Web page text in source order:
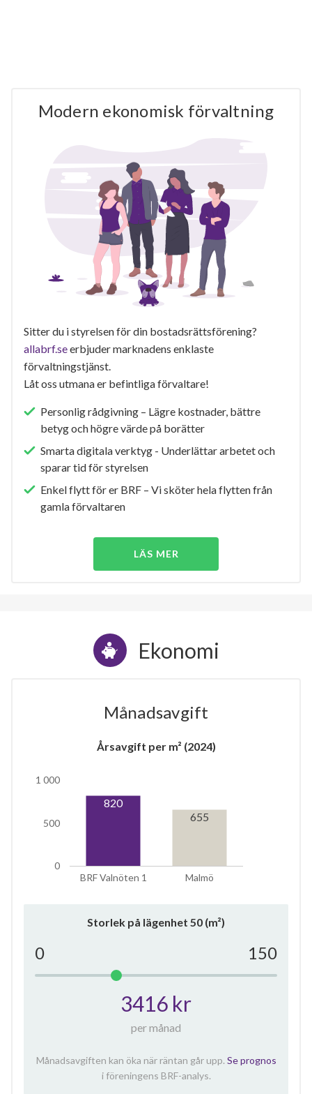
Modern ekonomisk förvaltning
Sitter du i styrelsen för din bostadsrättsförening?
allabrf.seerbjuder marknadens enklaste
förvaltningstjänst.
Låt oss utmana er befintliga förvaltare!
Personlig rådgivning – Lägre kostnader, bättre
betyg och högre värde på borätter
Smarta digitala verktyg - Underlättar arbetet och
sparar tid för styrelsen
Enkel flytt för er BRF – Vi sköter hela flytten från
gamla förvaltaren
LÄS MER
Ekonomi
Månadsavgift
Årsavgift per m² (2024)
BRF Valnöten 1 Malmö
0
500
1 000
820
655
Storlek på lägenhet 50 (m²)
0 150
3416 kr
per månad
Månadsavgiften kan öka när räntan går upp. Se prognos
i föreningens BRF-analys.